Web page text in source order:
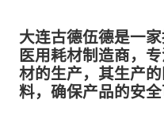
大连古德伍德是一
医用耗材制造商，
材的生产，其生产
料，确保产品的安全